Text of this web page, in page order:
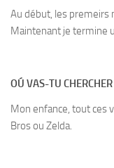
Au début, les premeirs
Maintenant je termine
OÚ VAS-TU
Mon enfance, tout ces
Bros ou Zelda.